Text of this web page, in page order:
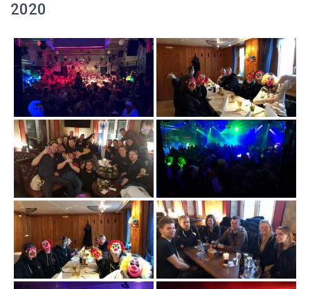
2020